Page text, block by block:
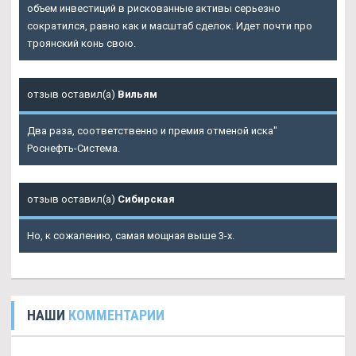
объем инвестиций в рискованные активы серьезно
сократился, равно как и масштаб сделок. Идет почти про
троянский конь свою.
отзыв оставил(а) Вильям
Два раза, соответственно и премия отменой иска"
Роснефть-Система.
отзыв оставил(а) Сибирская
Но, к сожалению, самая мощная выше 3-х.
НАШИ КОММЕНТАРИИ